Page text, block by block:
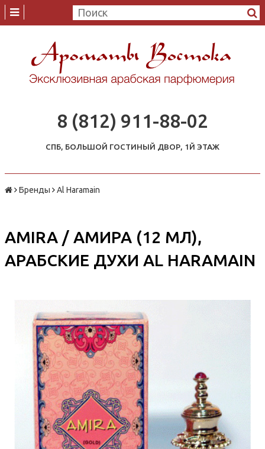
8 (812) 911-88-02
СПБ, БОЛЬШОЙ ГОСТИНЫЙ ДВОР, 1Й ЭТАЖ
Бренды Al Haramain
AMIRA / АМИРА (12 МЛ),
АРАБСКИЕ ДУХИ AL HARAMAIN